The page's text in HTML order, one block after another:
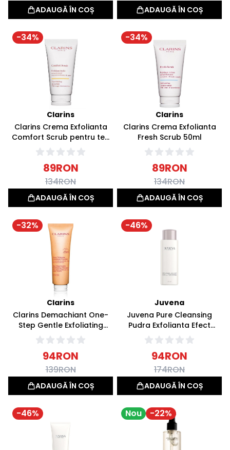
ADAUGĂ ÎN COȘ ADAUGĂ ÎN COȘ
-34%
Clarins
Clarins Crema Exfolianta
Comfort Scrub pentru ten
sensibil 50ml
89RON
134RON
ADAUGĂ ÎN COȘ
-34%
Clarins
Clarins Crema Exfolianta
Fresh Scrub 50ml
89RON
134RON
ADAUGĂ ÎN COȘ
-32%
Clarins
Clarins Demachiant One-
Step Gentle Exfoliating
Cleanser 125ml
94RON
139RON
ADAUGĂ ÎN COȘ
-46%
Juvena
Juvena Pure Cleansing
Pudra Exfolianta Efect
Lifting 90g
94RON
174RON
ADAUGĂ ÎN COȘ
-46% Nou -22%